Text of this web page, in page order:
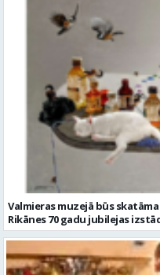
Valmieras muzejā būs
Rikānes 70 gadu jubilejas